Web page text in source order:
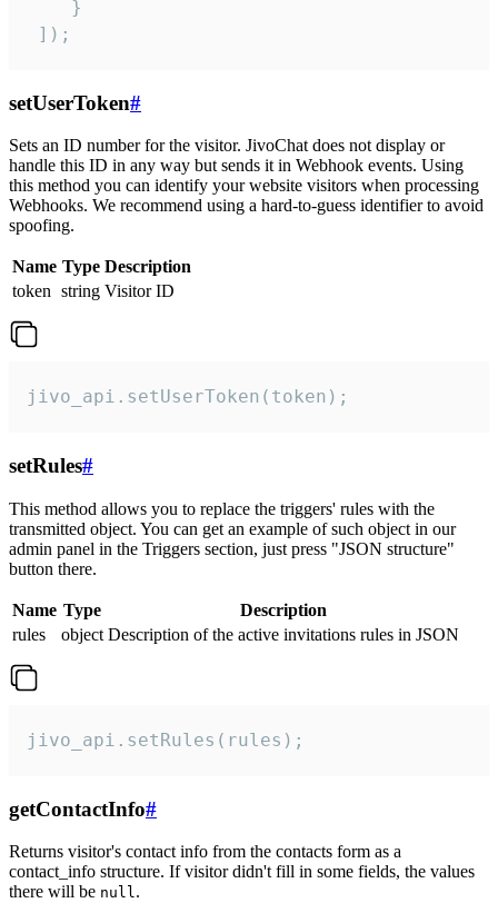
    }
]);
setUserToken#
Sets an ID number for the visitor. JivoChat does not display or
handle this ID in any way but sends it in Webhook events. Using
this method you can identify your website visitors when processing
Webhooks. We recommend using a hard-to-guess identifier to avoid
spoofing.
Name Type Description
token string Visitor ID
jivo_api.setUserToken(token);
setRules#
This method allows you to replace the triggers' rules with the
transmitted object. You can get an example of such object in our
admin panel in the Triggers section, just press "JSON structure"
button there.
Name Type
Description
rules
object Description of the active invitations rules in JSON
jivo_api.setRules(rules);
getContactInfo#
Returns visitor's contact info from the contacts form as a
contact_info structure. If visitor didn't fill in some fields, the values
there will be null.